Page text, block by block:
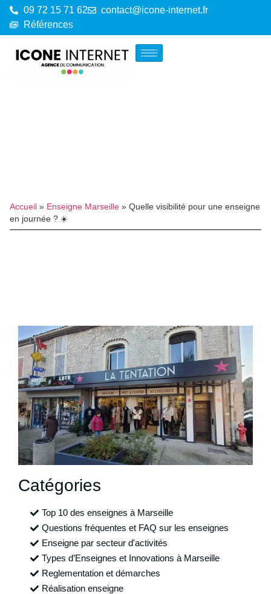
09 72 15 71 62
contact@icone-internet.fr
Références
Accueil » Enseigne Marseille » Quelle visibilité pour une enseigne
en journée ? ☀️
Catégories
Top 10 des enseignes à Marseille
Questions fréquentes et FAQ sur les enseignes
Enseigne par secteur d'activités
Types d’Enseignes et Innovations à Marseille
Reglementation et démarches
Réalisation enseigne